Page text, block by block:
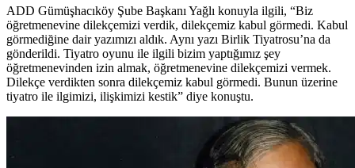
ADD Gümüşhacıköy Şube Başkanı Yağlı konuyla ilgili, “Biz
öğretmenevine dilekçemizi verdik, dilekçemiz kabul görmedi. Kabul
görmediğine dair yazımızı aldık. Aynı yazı Birlik Tiyatrosu’na da
gönderildi. Tiyatro oyunu ile ilgili bizim yaptığımız şey
öğretmenevinden izin almak, öğretmenevine dilekçemizi vermek.
Dilekçe verdikten sonra dilekçemiz kabul görmedi. Bunun üzerine
tiyatro ile ilgimizi, ilişkimizi kestik” diye konuştu.